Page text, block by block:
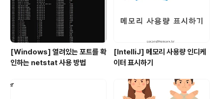
[Windows] 열려있는 포트를 확
인하는 netstat 사용 방법
[IntelliJ] 메모리 사용량 인디케
이터 표시하기